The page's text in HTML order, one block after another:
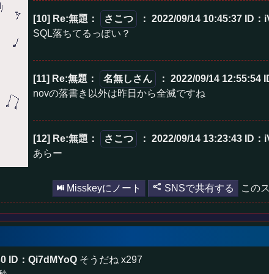
[10] Re:無題 ： さこつ ： 2022/09/14 10:45:37
ID
SQL落ちてるっぽい？
[11] Re:無題 ： 名無しさん ： 2022/09/14 12:55:54
novの落書き以外は昨日から全滅ですね
[12] Re:無題 ： さこつ ： 2022/09/14 13:23:43
ID
あらー
Misskeyにノート SNSで共有する この
ID：Qi7dMYoQ そうだね x297